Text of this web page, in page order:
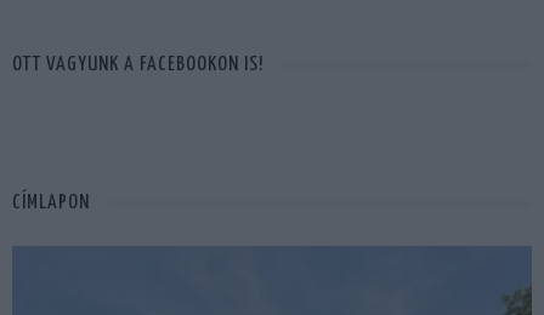
OTT VAGYUNK A FACEBOOKON IS!
CÍMLAPON